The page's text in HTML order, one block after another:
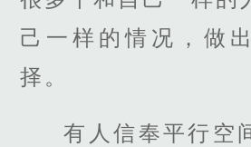
己一样的情况，做
择。
有人信奉平行空